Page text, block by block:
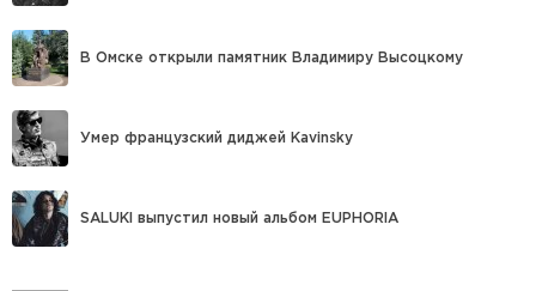
В Омске открыли памятник Владимиру Высоцкому
Умер французский диджей Kavinsky
SALUKI выпустил новый альбом EUPHORIA